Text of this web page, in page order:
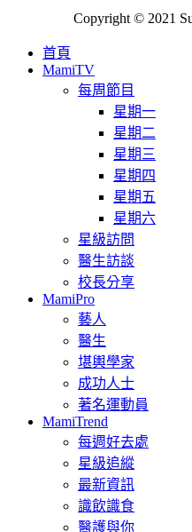
Copyright © 2021
首頁
MamiTV
每周節目
星期一
星期二
星期三
星期四
星期五
星期六
星級訪問
醫生訪談
校長分享
MamiPro
藝人
醫生
堪輿學家
成功人士
著名運動員
MamiTrend
每週好去處
星級追縱
最新資訊
識飲識食
醫護與你